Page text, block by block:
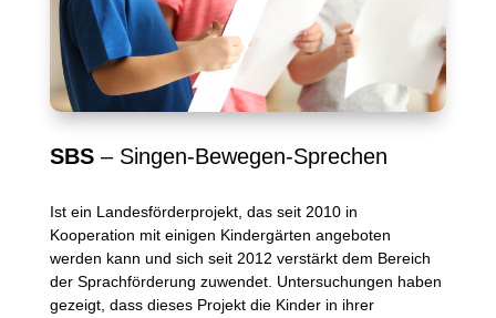
SBS– Singen-Bewegen-Sprechen
Ist ein Landesförderprojekt, das seit 2010 in
Kooperation mit einigen Kindergärten angeboten
werden kann und sich seit 2012 verstärkt dem Bereich
der Sprachförderung zuwendet. Untersuchungen haben
gezeigt, dass dieses Projekt die Kinder in ihrer